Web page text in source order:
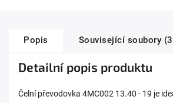
Popis Související soubory
Detailní popis produktu
Čelní převodovka 4MC002 13.40 - 19 je